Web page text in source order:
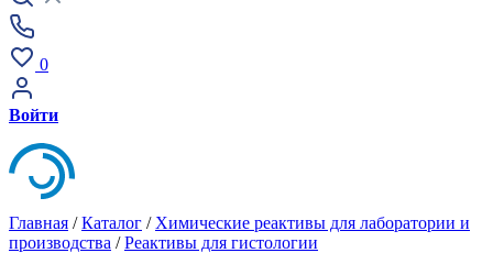
0
Войти
Главная /Каталог / Химические реактивы для лаборатории и
производства /Реактивы для гистологии